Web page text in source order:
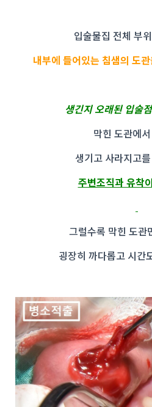
입술물집 전체 부
내부에 들어있는 침샘의 도
생긴지 오래된 입술
막힌 도관에
생기고 사라지고
주변조직과 유착
그럴수록 막힌 도관
굉장히 까다롭고 시간